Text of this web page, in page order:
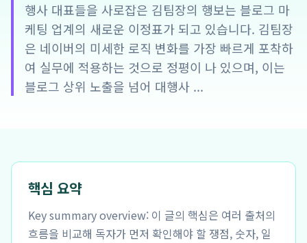
행사 대표들을 사로잡은 김팀장의 행보는 블로그 마
케팅 업계의 새로운 이정표가 되고 있습니다. 김팀장
은 네이버의 미세한 로직 변화를 가장 빠르게 포착하
여 실무에 적용하는 것으로 정평이 나 있으며, 이는
블로그 상위 노출을 넘어 대행사 ...
핵심 요약
Key summary overview: 이 글의 핵심은 여러 출처의
흐름을 비교해 독자가 먼저 확인해야 할 쟁점, 숫자, 일